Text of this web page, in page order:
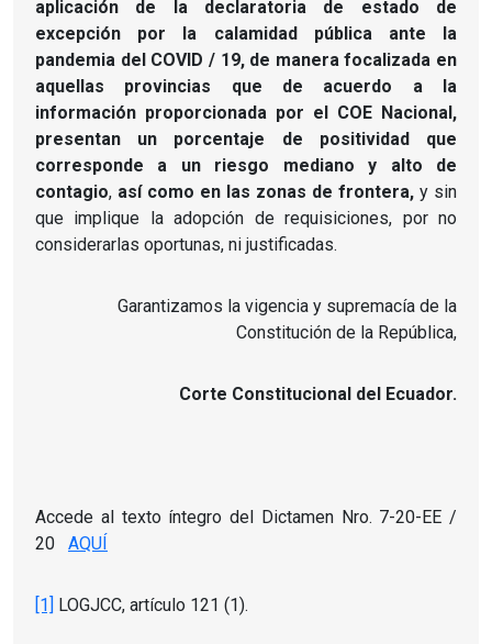
aplicación de la declaratoria de estado de
excepción por la calamidad pública ante la
pandemia del COVID / 19, de manera focalizada en
aquellas provincias que de acuerdo a la
información proporcionada por el COE Nacional,
presentan un porcentaje de positividad que
corresponde a un riesgo mediano y alto de
contagio, así como en las zonas de frontera, y sin
que implique la adopción de requisiciones, por no
considerarlas oportunas, ni justificadas.
Garantizamos la vigencia y supremacía de la
Constitución de la República,
Corte Constitucional del Ecuador.
Accede al texto íntegro del Dictamen Nro. 7-20-EE /
20 AQUÍ
[1] LOGJCC, artículo 121 (1).